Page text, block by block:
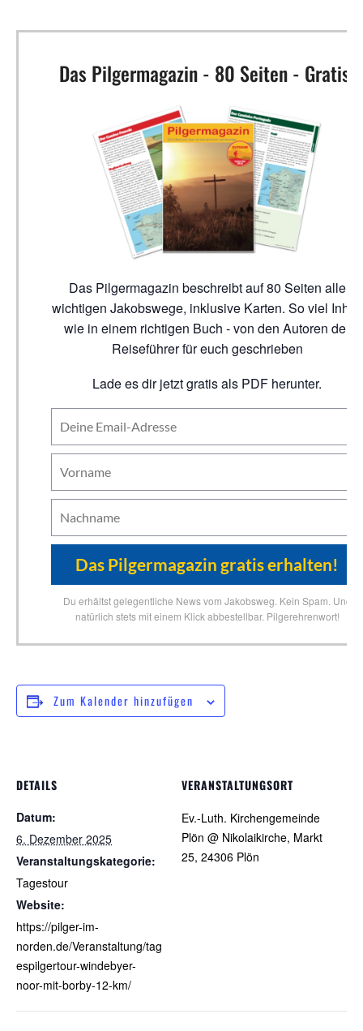
Das Pilgermagazin - 80 Seiten - Gratis!
Das Pilgermagazin beschreibt auf 80 Seiten alle
wichtigen Jakobswege, inklusive Karten. So viel Inhalt
wie in einem richtigen Buch - von den Autoren der
Reiseführer für euch geschrieben
Lade es dir jetzt gratis als PDF herunter.
Du erhältst gelegentliche News vom Jakobsweg. Kein Spam. Und
natürlich stets mit einem Klick abbestellbar. Pilgerehrenwort!
Zum Kalender hinzufügen
DETAILS
Datum:
6. Dezember 2025
Veranstaltungskategorie:
Tagestour
Website:
https://pilger-im-
norden.de/Veranstaltung/tag
espilgertour-windebyer-
noor-mit-borby-12-km/
VERANSTALTUNGSORT
Ev.-Luth. Kirchengemeinde
Plön @ Nikolaikirche, Markt
25, 24306 Plön